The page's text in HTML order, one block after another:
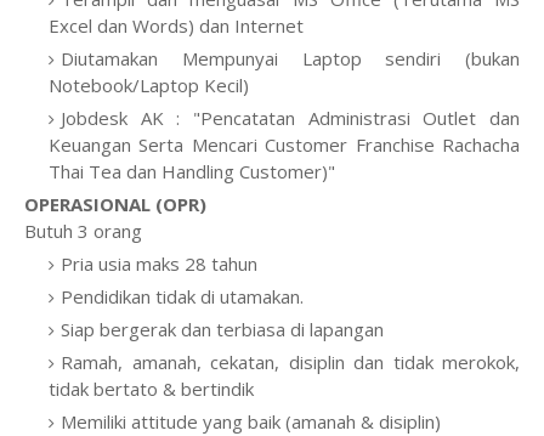
Excel dan Words) dan Internet
Diutamakan Mempunyai Laptop sendiri (bukan
Notebook/Laptop Kecil)
Jobdesk AK : "Pencatatan Administrasi Outlet dan
Keuangan Serta Mencari Customer Franchise Rachacha
Thai Tea dan Handling Customer)"
OPERASIONAL (OPR)
Butuh 3 orang
Pria usia maks 28 tahun
Pendidikan tidak di utamakan.
Siap bergerak dan terbiasa di lapangan
Ramah, amanah, cekatan, disiplin dan tidak merokok,
tidak bertato & bertindik
Memiliki attitude yang baik (amanah & disiplin)